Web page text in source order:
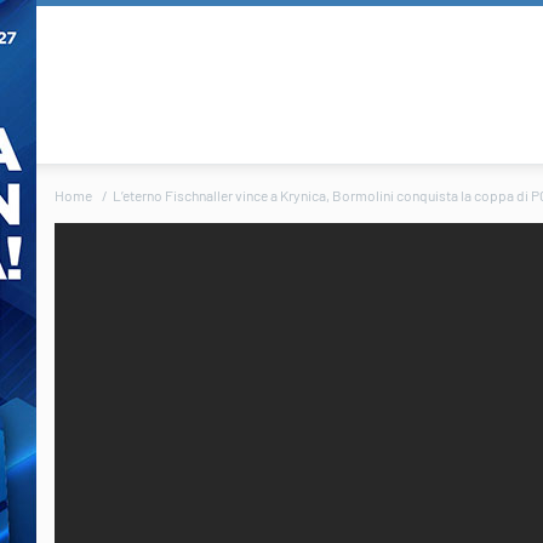
Home L’eterno Fischnaller vince a Krynica, Bormolini conquista la coppa di